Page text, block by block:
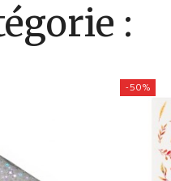
:
-50%